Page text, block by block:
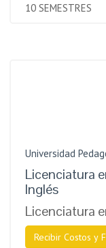
10 SEMESTRES
Universidad
Licenciatura
Inglés
Licenciatura
Recibir Costos y